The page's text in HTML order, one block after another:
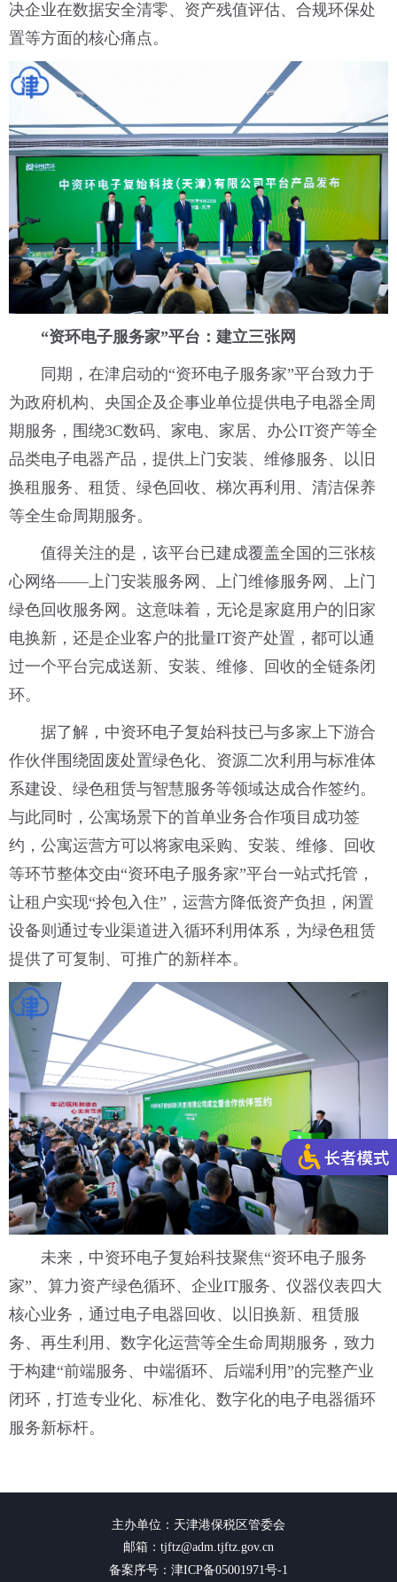
决企业在数据安全清零、资产残值评估、合规环保处
置等方面的核心痛点。
“资环电子服务家”平台：建立三张网
同期，在津启动的“资环电子服务家”平台致力于
为政府机构、央国企及企事业单位提供电子电器全周
期服务，围绕3C数码、家电、家居、办公IT资产等全
品类电子电器产品，提供上门安装、维修服务、以旧
换租服务、租赁、绿色回收、梯次再利用、清洁保养
等全生命周期服务。
值得关注的是，该平台已建成覆盖全国的三张核
心网络——上门安装服务网、上门维修服务网、上门
绿色回收服务网。这意味着，无论是家庭用户的旧家
电换新，还是企业客户的批量IT资产处置，都可以通
过一个平台完成送新、安装、维修、回收的全链条闭
环。
据了解，中资环电子复始科技已与多家上下游合
作伙伴围绕固废处置绿色化、资源二次利用与标准体
系建设、绿色租赁与智慧服务等领域达成合作签约。
与此同时，公寓场景下的首单业务合作项目成功签
约，公寓运营方可以将家电采购、安装、维修、回收
等环节整体交由“资环电子服务家”平台一站式托管，
让租户实现“拎包入住”，运营方降低资产负担，闲置
设备则通过专业渠道进入循环利用体系，为绿色租赁
提供了可复制、可推广的新样本。
未来，中资环电子复始科技聚焦“资环电子服务
家”、算力资产绿色循环、企业IT服务、仪器仪表四大
核心业务，通过电子电器回收、以旧换新、租赁服
务、再生利用、数字化运营等全生命周期服务，致力
于构建“前端服务、中端循环、后端利用”的完整产业
闭环，打造专业化、标准化、数字化的电子电器循环
服务新标杆。
主办单位：天津港保税区管委会
邮箱：tjftz@adm.tjftz.gov.cn
备案序号：津ICP备05001971号-1